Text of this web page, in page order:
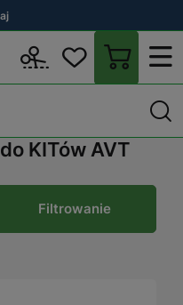
PCB -
KITów AVT
Filtrowanie